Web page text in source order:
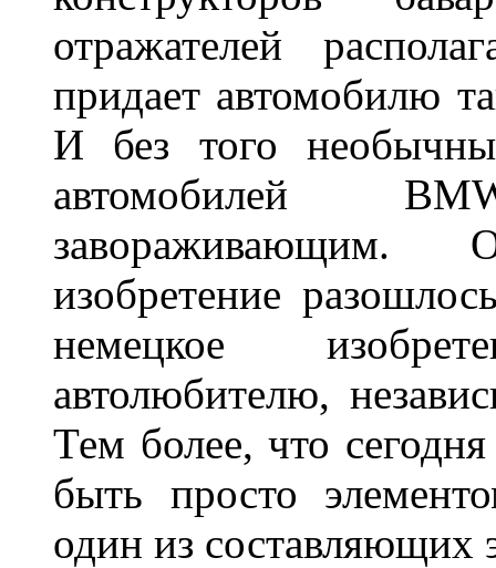
отражателей
придает автомобилю
И без того
автомобилей
завораживающим.
изобретение
немецкое
автолюбителю,
Тем более, что сегодня
быть просто
один из